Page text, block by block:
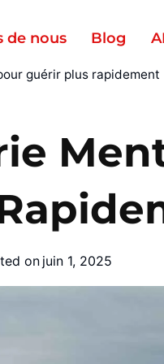
de nous Blog
guérir plus rapidement
on juin 1, 2025